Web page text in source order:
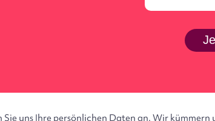
uns Ihre persönlichen Daten an. Wir kümmern